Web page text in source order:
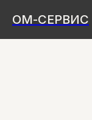
ОМ-СЕРВИС